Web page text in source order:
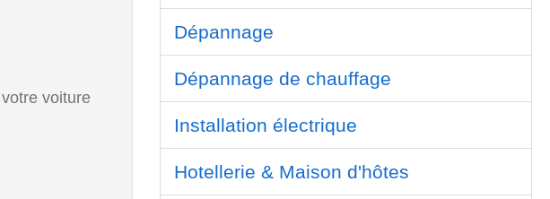
voiture
Dépannage
Dépannage de chauffage
Installation électrique
Hotellerie & Maison d'hôtes